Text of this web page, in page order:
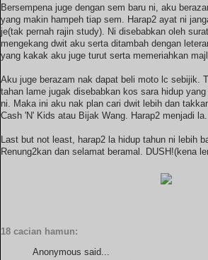
Bersempena juge dengan sem baru ni, aku
yang makin hampeh tiap sem. Harap2 ayat ni
je(tak pernah rajin study). Ni disebabkan oleh
mengekang dwit aku serta ditambah dengan
yang kakak aku juge turut serta memeriahkan
Aku juge berazam nak dapat beli moto lc sebijik.
tahan lame jugak disebabkan kos sara hidup
ni. Maka ini aku nak plan cari dwit lebih dan
Cash 'N' Kids atau Bijak Wang. Harap2 menjadi la.
Last but not least, harap2 la hidup tahun ni lebih
Renung2kan dan selamat beramal. DUSH!(kena
18 cacian hamun:
Anonymous said...